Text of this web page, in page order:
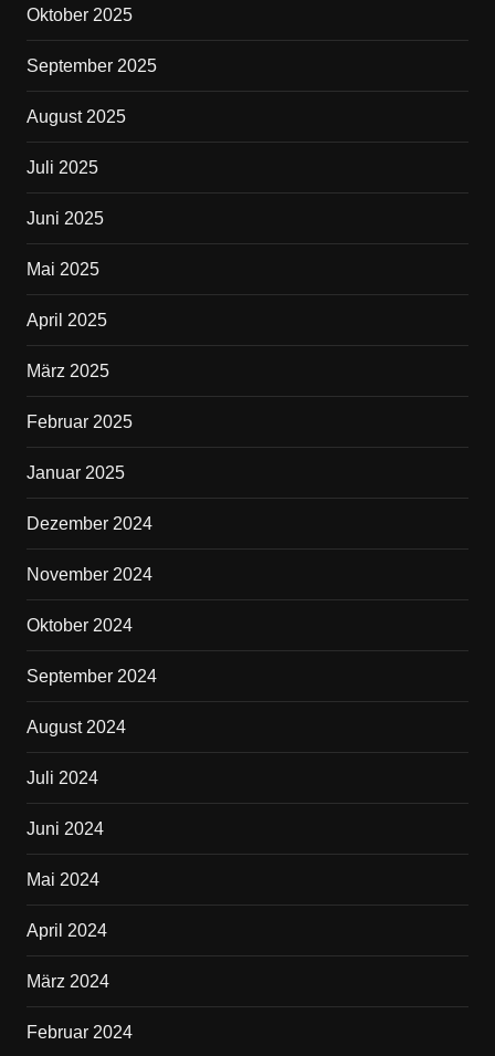
Oktober 2025
September 2025
August 2025
Juli 2025
Juni 2025
Mai 2025
April 2025
März 2025
Februar 2025
Januar 2025
Dezember 2024
November 2024
Oktober 2024
September 2024
August 2024
Juli 2024
Juni 2024
Mai 2024
April 2024
März 2024
Februar 2024